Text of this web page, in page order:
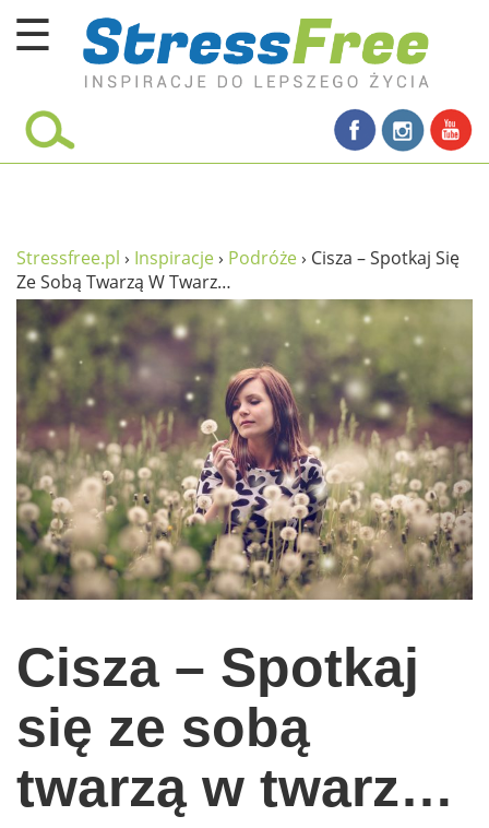
☰
Kursy online
umysł
proste życie
relaks
filozofia życia
wolność od stresu
miłość i rodzina
w rodzinie
wychowanie dzieci
edukacja
zabawy dla dzieci
Inspiracje
sposób na życie
podróże
zrób to sam
Stressfree.pl › Inspiracje› Podróże› Cisza – Spotkaj Się
Ze Sobą Twarzą W Twarz…
Cisza – Spotkaj
się ze sobą
twarzą w twarz…